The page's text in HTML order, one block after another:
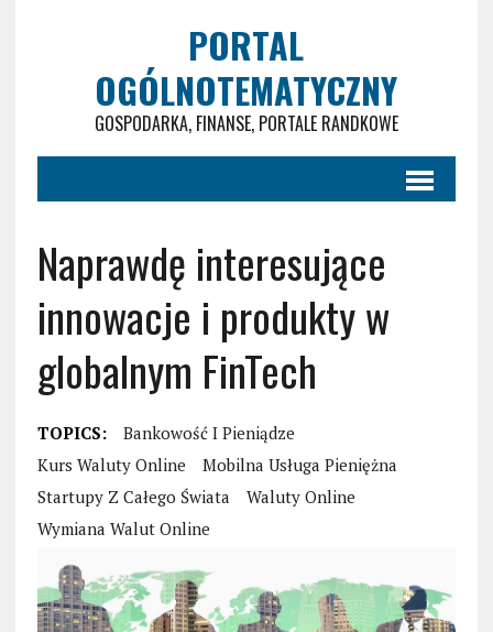
PORTAL
OGÓLNOTEMATYCZNY
GOSPODARKA, FINANSE, PORTALE RANDKOWE
Naprawdę interesujące
innowacje i produkty w
globalnym FinTech
TOPICS:
Bankowość I Pieniądze
Kurs Waluty Online
Mobilna Usługa Pieniężna
Startupy Z Całego Świata
Waluty Online
Wymiana Walut Online